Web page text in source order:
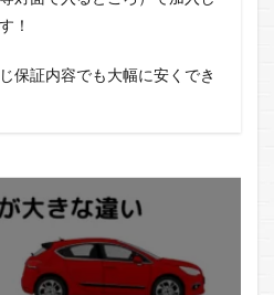
！
保証内容でも大幅に安くでき